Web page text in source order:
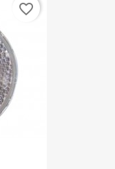
favorite_border